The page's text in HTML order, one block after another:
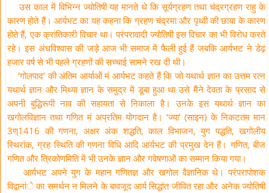
उस काल में विभिन्न ज्योतिषी यह मानते थे कि सूर्यग्रहण तथा चंद्रग्रहण राहु के
कारण होते हैं। आर्यभट का यह कहना कि ग्रहण चंद्रमा और पृथ्वी की छाया के कारण
होते हैं, एक क्रांतिकारी विचार था। परंपरावादी ज्योतिषी इस विचार का भी विरोध करते
रहे। इस अंधविश्वास की जड़े आज भी समाज में फैली हुई हैं जबकि आर्यभट ने डेढ़
हजार वर्ष से भी पहले ग्रहणों की सच्चाई सामने रख दी थी।
‘गोलपाद’ की अंतिम आर्याओं मं आर्यभट कहते हैं कि जो यथार्थ ज्ञान का उत्तम रत्न
यथार्थ ज्ञान और मिथ्या ज्ञान के समुद्र में डूबा हुआ था उसे मैंने देवता के प्रसाद से
अपनी बुद्धिरूपी नाव की सहायता से निकाला है। उनके इस यथार्थ ज्ञान का
खगोलविज्ञान तथा गणित मं अप्रतिम योगदान है। ‘ज्या’ (साइन) के निकटतम मान
3ण्1416 की गणना, अक्षर अंक शद्धति, काल विभाजन, युग पद्धति, खगोलीय
स्थिरांक, ग्रह स्थिति की गणना विधि आदि आर्यभट की प्रमुख देन हैं। गणित, बीज
गणित और त्रिकोणमिति में भी उनके ज्ञान और गवेषणाओं का सम्मान किया गया।
आर्यभट अपने युग के महान गणितज्ञ और खगोल वैज्ञानिक थे। परंपरापोशक
विद्वानांे का समर्थन न मिलने के बावजूद आर्य सिद्धांत जीवित रहा और अनेक ज्योतिषी